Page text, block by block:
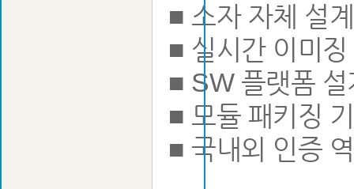
■ 소자 자체 설
■ 실시간 이미
■ SW 플랫폼
■ 모듈 패키징
■ 국내외 인증